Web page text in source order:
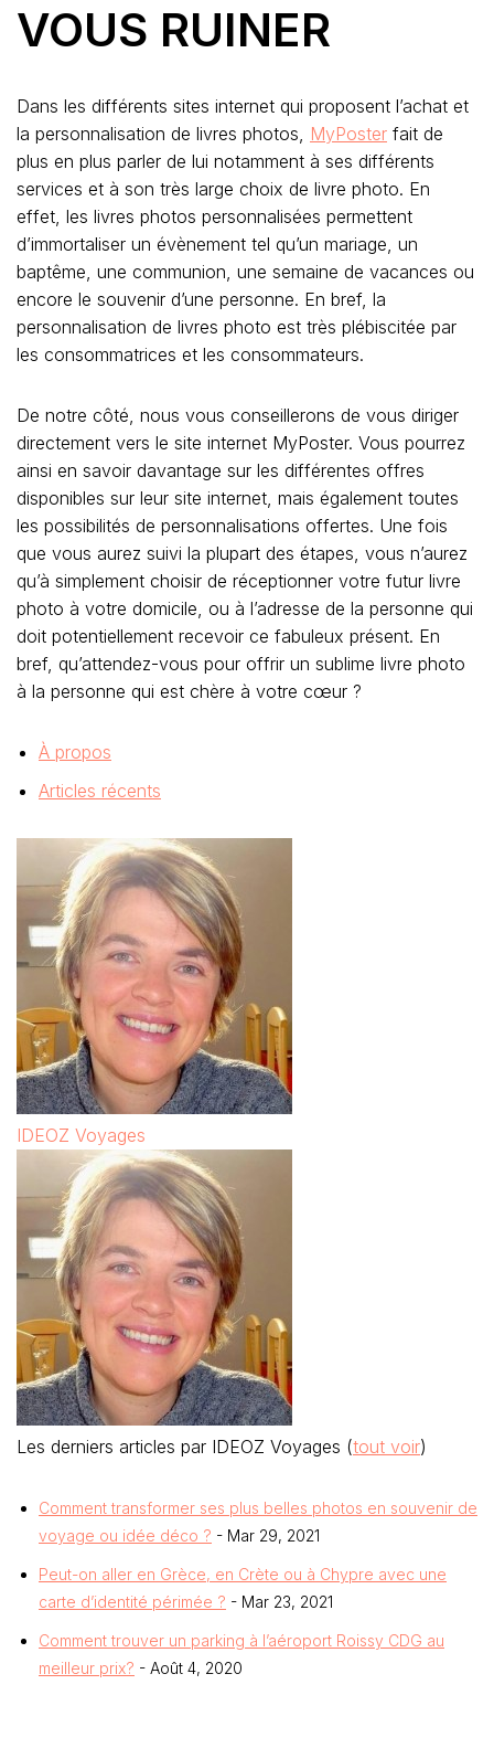
VOUS RUINER
Dans les différents sites internet qui proposent l’achat et
la personnalisation de livres photos, MyPoster fait de
plus en plus parler de lui notamment à ses différents
services et à son très large choix de livre photo. En
effet, les livres photos personnalisées permettent
d’immortaliser un évènement tel qu’un mariage, un
baptême, une communion, une semaine de vacances ou
encore le souvenir d’une personne. En bref, la
personnalisation de livres photo est très plébiscitée par
les consommatrices et les consommateurs.
De notre côté, nous vous conseillerons de vous diriger
directement vers le site internet MyPoster. Vous pourrez
ainsi en savoir davantage sur les différentes offres
disponibles sur leur site internet, mais également toutes
les possibilités de personnalisations offertes. Une fois
que vous aurez suivi la plupart des étapes, vous n’aurez
qu’à simplement choisir de réceptionner votre futur livre
photo à votre domicile, ou à l’adresse de la personne qui
doit potentiellement recevoir ce fabuleux présent. En
bref, qu’attendez-vous pour offrir un sublime livre photo
à la personne qui est chère à votre cœur ?
À propos
Articles récents
IDEOZ Voyages
Les derniers articles par IDEOZ Voyages (tout voir)
Comment transformer ses plus belles photos en souvenir de
voyage ou idée déco ? - Mar 29, 2021
Peut-on aller en Grèce, en Crète ou à Chypre avec une
carte d’identité périmée ? - Mar 23, 2021
Comment trouver un parking à l’aéroport Roissy CDG au
meilleur prix? - Août 4, 2020